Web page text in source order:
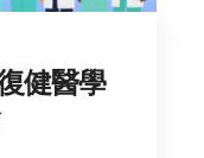
健醫學